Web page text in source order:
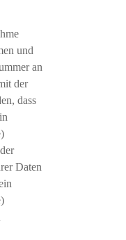
und
an
der
dass
Daten